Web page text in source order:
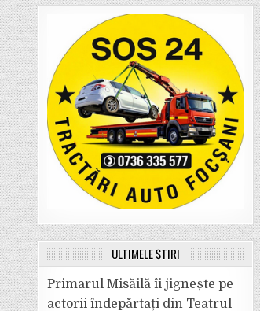
ULTIMELE ȘTIRI
Primarul Misăilă îi jignește pe
actorii îndepărtați din Teatrul